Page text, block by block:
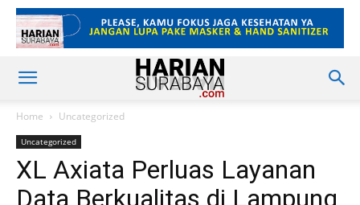
Home Uncategorized
Uncategorized
XL Axiata Perluas Layanan
Data Berkualitas di Lampung